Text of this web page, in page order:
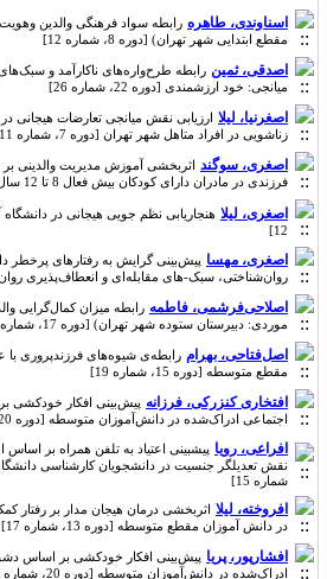
اسناوندی، طاهره رابطه سواد فرهنگی والدین وهویت
مقطع ابتدایی شهر تهران) [دوره 8، شماره 12]
اصدقی، ثمین رابطه طرح‌واره‌های ناکارآمد و سبک‌های
میانجی: خود ارزشمندی [دوره 22، شماره 26]
اصغرنیا، لیلا ارزیابی نقش میانجی تعارضات هیجانی در
زناشویی در افراد متاهل شهر تهران [دوره 7، شماره 11]
اصغری، سوگند اثربخشی آموزش مدیریت والدینی بر
فرزندی در مادران دارای کودکان بیش فعال 8 تا 12 سال شهر ساری [دوره 18، شماره 22]
اصغری، لیلا
12]
اصغری، مهسا پیش‌بینی گرایش به رفتارهای پرخطر
روان‌شناختی، سبک-های مقابله‌ای و انعطاف‌پذیری روان‌شناختی
اصلاحی‌فرشمی، فاطمه رابطه میزان کمال‌گرایی
موردی: دبیرستان ستوده شهر تهران) [دوره 17، شماره 21]
اصل‌فتاحی، بهرام رابطه‌ی شیوه‌های فرزندپروری با
مقطع متوسطه [دوره 15، شماره 19]
افتخاری کنزرکی، فرزانه پیش‌بینی افکار خودکشی بر
اجتماعی ادراک‌شده در دانش‌آموزان متوسطه [دوره 20، شماره 24]
افراعی، رویا پیشبینی اعتیاد به تلفن همراه بر اساس
شماره 15]
افروخته، لیلا اثربخشی درمان هیجان مدار بر رفتار
در دانش آموزان مقطع متوسطه [دوره 13، شماره 17]
افشارپور، پریا پیش‌بینی افکار خودکشی بر اساس
ادراک‌شده در دانش‌آموزان متوسطه [دوره 20، شماره 24]